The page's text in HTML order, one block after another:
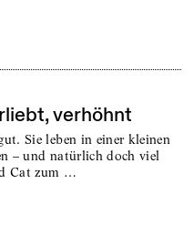
verhöhnt
Sie leben in einer kleinen
– und natürlich doch viel
Cat zum …